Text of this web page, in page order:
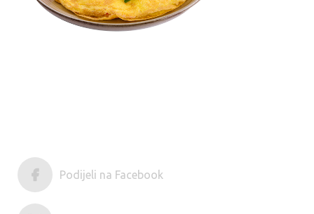
Podijeli na Facebook